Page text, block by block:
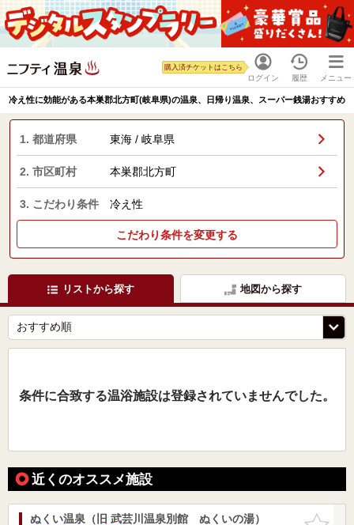
ログイン
購入済チケットはこちら
履歴 メニュー
冷え性に効能がある本巣郡北方町(岐阜県)の温泉、日帰り温泉、スーパー銭湯おすすめ
1. 都道府県 東海 / 岐阜県
2. 市区町村 本巣郡北方町
3. こだわり条件 冷え性
こだわり条件を変更する
リストから探す 地図から探す
条件に合致する温浴施設は登録されていませんでした。
近くのオススメ施設
お気に入
ぬくい温泉（旧 武芸川温泉別館 ぬくいの湯）